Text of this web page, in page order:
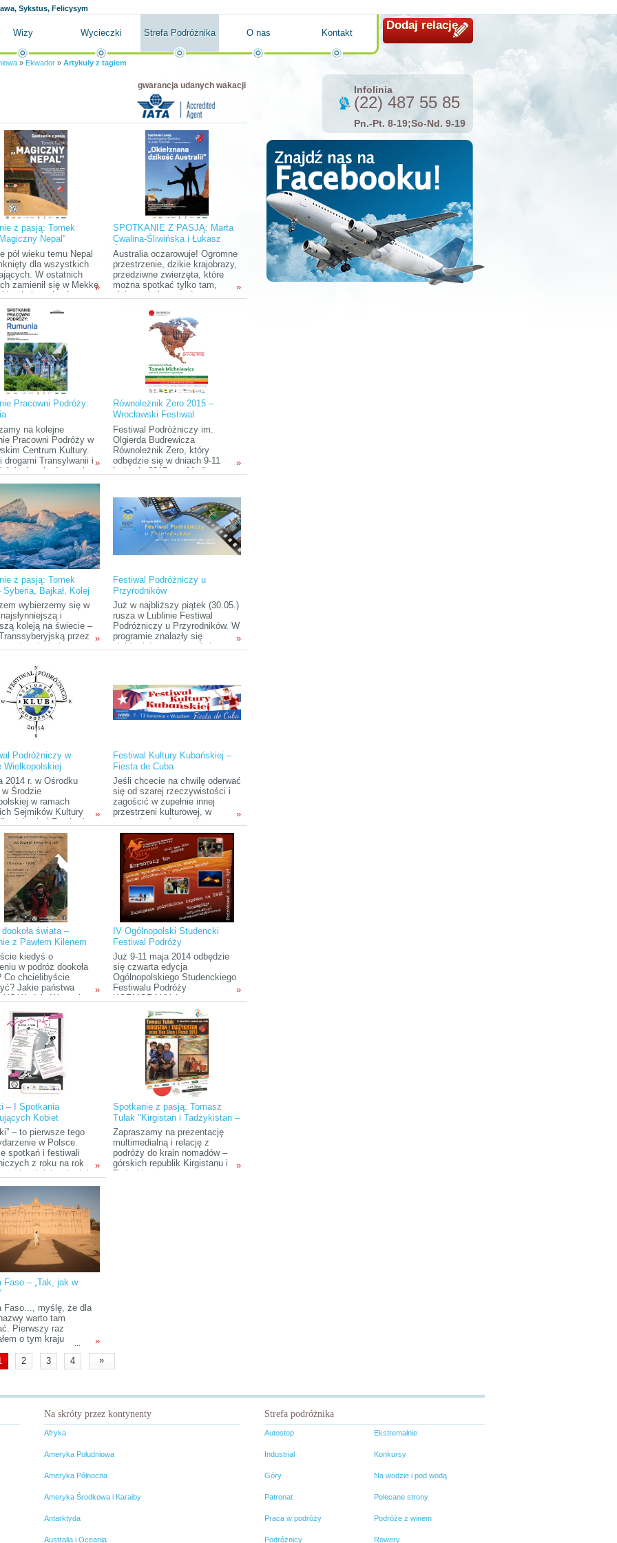
Sykstus, Felicysym
Dodaj relację
Wizy Wycieczki Strefa Podróżnika O nas Kontakt
» Ekwador » Artykuły z tagiem
gwarancja udanych wakacji
z pasją: Tomek
Nepal”
pół wieku temu Nepal
dla wszystkich
W ostatnich
zamienił się w Mekkę
kochających góry,
kulturę.
»
SPOTKANIE Z PASJĄ: Marta
Cwalina-Śliwińska i Łukasz
Śliwiński "Okiełznana dzikość
Australii"
Australia oczarowuje! Ogromne
przestrzenie, dzikie krajobrazy,
przedziwne zwierzęta, które
można spotkać tylko tam,
ciekawa kultura, a do tego
ludzie na świecie.
»
Pracowni Podróży:
na kolejne
Pracowni Podróży w
Centrum Kultury.
drogami Transylwanii i
ścieżkami udamy się w
»
Równoleżnik Zero 2015 –
Wrocławski Festiwal
Podróżniczy im. Olgierda
Budrewicza
Festiwal Podróżniczy im.
Olgierda Budrewicza
Równoleżnik Zero, który
odbędzie się w dniach 9-11
kwietnia 2015 r. w Mediatece
to wydarzenie skierowane do
osób pragnących poczuć klimat
podróżowania oraz wspaniała
okazja do spotkania z
podróżnikami i autorami
książek. Tegoroczna edycja
Ameryki Północnej i Środkowej.
»
z pasją: Tomek
Syberia, Bajkał, Kolej
wybierzemy się w
i
koleją na świecie –
przez
i rozległe krainy
»
Festiwal Podróżniczy u
Przyrodników
Już w najbliższy piątek (30.05.)
rusza w Lublinie Festiwal
Podróżniczy u Przyrodników. W
programie znalazły się
slajdowiska z całego świata:
(Opolszczyzna i Białowieski
Park Narodowy). Ideą Festiwalu
jest ukazanie piękna i bogactwa
przyrody w skrajnie różnych
»
Podróżniczy w
Wielkopolskiej
2014 r. w Ośrodku
w Środzie
w ramach
Sejmików Kultury
się I Festiwal
zorganizowany
Klub
Podróżnika. W
Festiwalu przewidziane
wszystkim prelekcje
slajdowiska,
i spotkania z
Prelegenci
swoje
podróże po
regionach świata i
związane z nimi
przygody i wrażenia.
»
Festiwal Kultury Kubańskiej –
Fiesta de Cuba
Jeśli chcecie na chwilę oderwać
się od szarej rzeczywistości i
zagościć w zupełnie innej
przestrzeni kulturowej, w
gorącej, roztańczonej
kubańskiej atmosferze, to
macie ku temu świetną okazję
– 7 kwietnia rusza we
Wrocławiu pierwsza edycja
Fiesta de Cuba – Festiwalu
Kultury Kubańskiej. Święto
Karaibów na Dolnym Śląsku
potrwa do 13 kwietnia.
»
świata –
z Pawłem Kilenem
kiedyś o
w podróż dookoła
Co chcielibyście
Jakie państwa
Wydaje Wam się,
pomysł? Już niedługo
mieli okazję się
że to nic bardziej
Niepowtarzalna
aby posłuchać o
wyprawie równie
człowieka – o
podróży Pawła
świata.
»
IV Ogólnopolski Studencki
Festiwal Podróży
KORMORANY
Już 9-11 maja 2014 odbędzie
się czwarta edycja
Ogólnopolskiego Studenckiego
Festiwalu Podróży
KORMORANY. Impreza
organizowana jest przez
Akademicki Klub Turystyczny
przy Uniwersytecie Warmińsko-
Mazurskim w Olsztynie i
odbywa się w malowniczym
Olsztyńskim miasteczku
studenckim - Kortowie.
»
– I Spotkania
Kobiet
– to pierwsze tego
w Polsce.
spotkań i festiwali
z roku na rok
więcej, jak twierdzi
pomysłodawczyni i
na większości z
panowie. Przyszła
zmienić ten trend.
»
Spotkanie z pasją: Tomasz
Tulak "Kirgistan i Tadżykistan –
przez Tien Shan i Pamir 2013"
Zapraszamy na prezentację
multimedialną i relację z
podróży do krain nomadów –
górskich republik Kirgistanu i
Tadżykistanu.
»
Faso – „Tak, jak w
Faso..., myślę, że dla
warto tam
Pierwszy raz
o tym kraju
zaangażowany film
Czarnego Lądu.
się on do
na panafrykańskim
filmu i telewizji w
To tez piękna
Wówczas zapragnąłem
»
2 3 4 »
Infolinia
(22) 487 55 85
Pn.-Pt. 8-19;So-Nd. 9-19
Na skróty przez kontynenty
Afryka
Ameryka Południowa
Ameryka Północna
Ameryka Środkowa i Karaiby
Antarktyda
Australia i Oceania
Strefa podróżnika
Autostop Ekstremalnie
Industrial Konkursy
Góry Na wodzie i pod wodą
Patronat Polecane strony
Praca w podróży Podróże z winem
Podróżnicy Rowery